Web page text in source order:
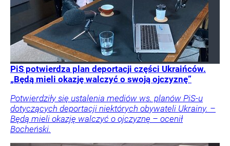
PiS potwierdza plan deportacji części Ukraińców.
„Będą mieli okazję walczyć o swoją ojczyznę”
Potwierdziły się ustalenia mediów ws. planów PiS-u
dotyczących deportacji niektórych obywateli Ukrainy. –
Będą mieli okazję walczyć o ojczyznę – ocenił
Bocheński.